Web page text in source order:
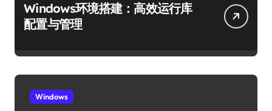
Windows环境搭建：高效运行库
配置与管理
Windows